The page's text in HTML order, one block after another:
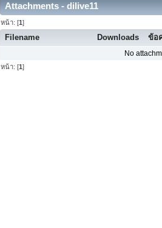
Attachments - dilive11
หน้า: [1]
Filename Downloads ข้อ
No
หน้า: [1]